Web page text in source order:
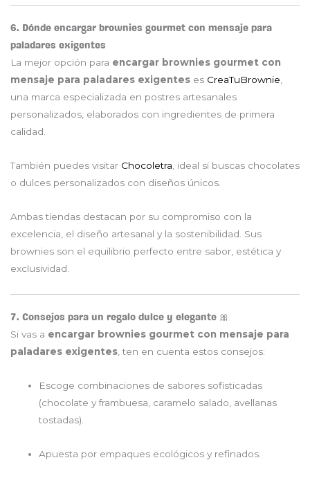
6. Dónde encargar brownies gourmet con mensaje para
paladares exigentes
La mejor opción para encargar brownies gourmet con
mensaje para paladares exigentes es CreaTuBrownie
una marca especializada en postres artesanales
personalizados, elaborados con ingredientes de primera
calidad.
También puedes visitar Chocoletra , ideal si buscas chocolates
o dulces personalizados con diseños únicos.
Ambas tiendas destacan por su compromiso con la
excelencia, el diseño artesanal y la sostenibilidad. Sus
brownies son el equilibrio perfecto entre sabor, estética y
exclusividad.
7. Consejos para un regalo dulce y elegante 🎀
Si vas a encargar brownies gourmet con mensaje para
paladares exigentes, ten en cuenta estos consejos:
Escoge combinaciones de sabores sofisticadas
(chocolate y frambuesa, caramelo salado, avellanas
tostadas).
Apuesta por empaques ecológicos y refinados.